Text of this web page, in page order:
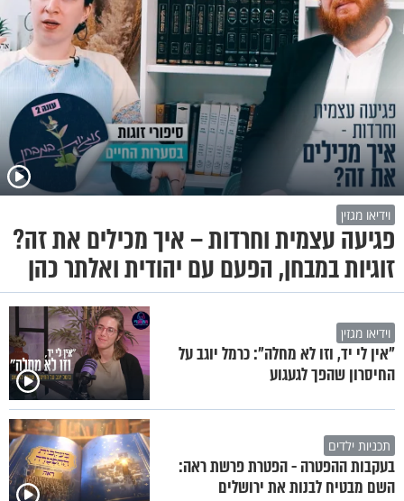
וידיאו מגזין
פגיעה עצמית וחרדות – איך מכילים את זה?
זוגיות במבחן, הפעם עם יהודית ואלתר כהן
וידיאו מגזין
"אין לי יד, וזו לא מחלה": כרמל יוגב על
החיסרון שהפך לגעגוע
תכניות ילדים
בעקבות ההפטרה - הפטרת פרשת ראה:
השם מבטיח לבנות את ירושלים